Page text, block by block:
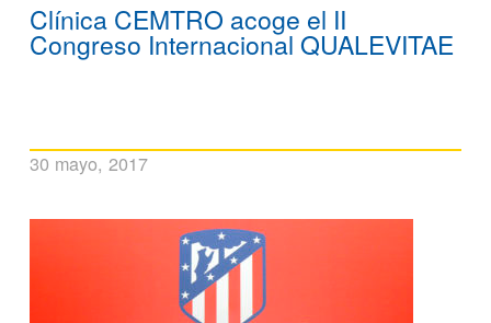
Clínica CEMTRO acoge el II
Congreso Internacional QUALEVITAE
30 mayo, 2017